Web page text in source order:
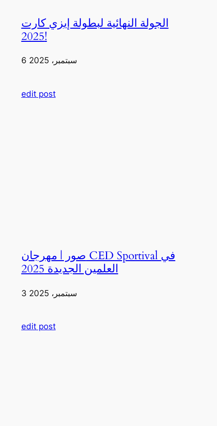
الجولة النهائية لبطولة إيزي كارت
2025!
6 سبتمبر، 2025
edit post
صور | مهرجان CED Sportival في
العلمين الجديدة 2025
3 سبتمبر، 2025
edit post